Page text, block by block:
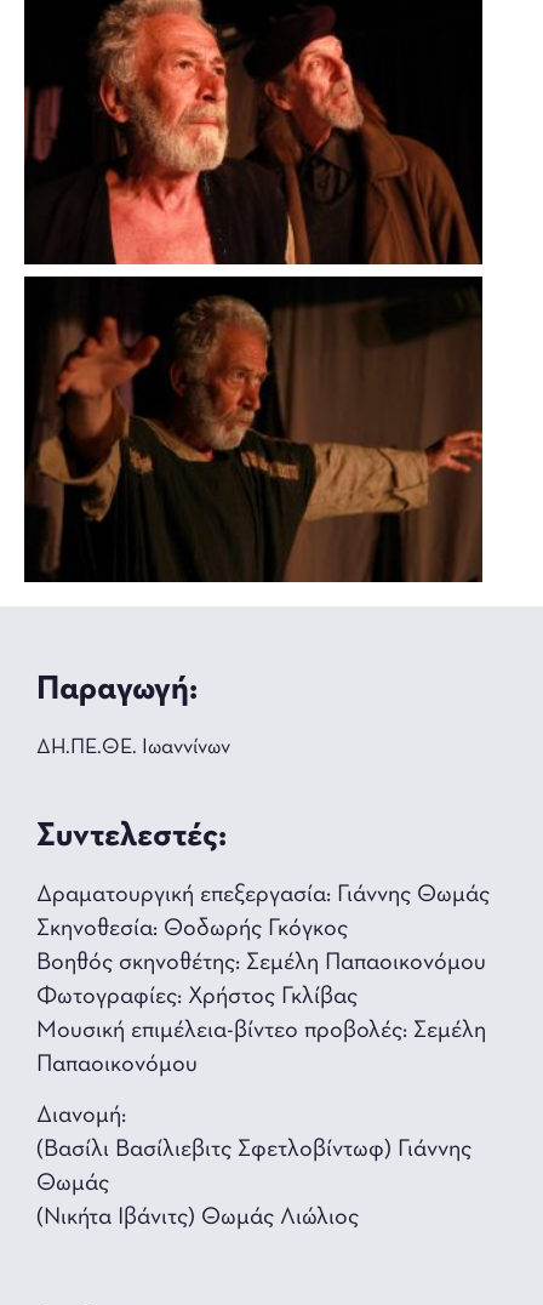
Παραγωγή:
ΔΗ.ΠΕ.ΘΕ. Ιωαννίνων
Συντελεστές:
Δραματουργική επεξεργασία: Γιάννης Θωμάς
Σκηνοθεσία: Θοδωρής Γκόγκος
Βοηθός σκηνοθέτης: Σεμέλη Παπαοικονόμου
Φωτογραφίες: Χρήστος Γκλίβας
Μουσική επιμέλεια-βίντεο προβολές: Σεμέλη
Παπαοικονόμου
Διανομή:
(Βασίλι Βασίλιεβιτς Σφετλοβίντωφ) Γιάννης
Θωμάς
(Νικήτα Ιβάνιτς) Θωμάς Λιώλιος